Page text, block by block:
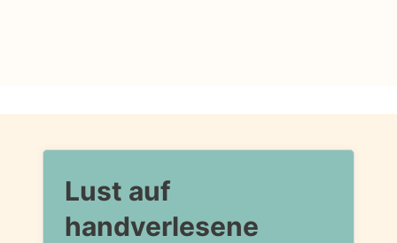
Lust auf
handverlesene